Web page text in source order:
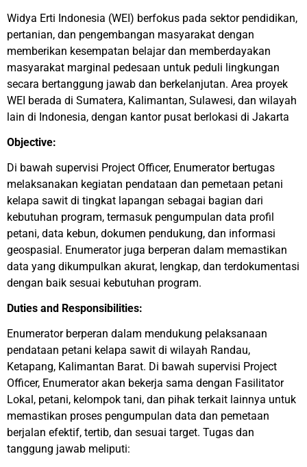
Widya Erti Indonesia (WEI) berfokus pada sektor pendidikan,
pertanian, dan pengembangan masyarakat dengan
memberikan kesempatan belajar dan memberdayakan
masyarakat marginal pedesaan untuk peduli lingkungan
secara bertanggung jawab dan berkelanjutan. Area proyek
WEI berada di Sumatera, Kalimantan, Sulawesi, dan wilayah
lain di Indonesia, dengan kantor pusat berlokasi di Jakarta
Objective:
Di bawah supervisi Project Officer, Enumerator bertugas
melaksanakan kegiatan pendataan dan pemetaan petani
kelapa sawit di tingkat lapangan sebagai bagian dari
kebutuhan program, termasuk pengumpulan data profil
petani, data kebun, dokumen pendukung, dan informasi
geospasial. Enumerator juga berperan dalam memastikan
data yang dikumpulkan akurat, lengkap, dan terdokumentasi
dengan baik sesuai kebutuhan program.
Duties and Responsibilities:
Enumerator berperan dalam mendukung pelaksanaan
pendataan petani kelapa sawit di wilayah Randau,
Ketapang, Kalimantan Barat. Di bawah supervisi Project
Officer, Enumerator akan bekerja sama dengan Fasilitator
Lokal, petani, kelompok tani, dan pihak terkait lainnya untuk
memastikan proses pengumpulan data dan pemetaan
berjalan efektif, tertib, dan sesuai target. Tugas dan
tanggung jawab meliputi: